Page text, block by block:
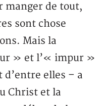
manger de tout,
sont chose
Mais la
» et l’« impur »
elles – a
Christ et la